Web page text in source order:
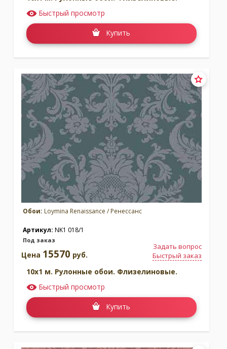
Быстрый просмотр
Купить
Обои: Loymina Renaissance / Ренессанс
Артикул: NK1 018/1
Под заказ
Задать вопрос
Быстрый заказ
Цена 15570 руб.
10x1 м. Рулонные обои. Флизелиновые.
Быстрый просмотр
Купить